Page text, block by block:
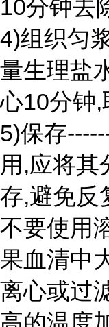
10分钟去
4)组织匀
量生理盐
心10分钟,
5)保存
用,应将
存,避免反
不要使用
果血清中
离心或过